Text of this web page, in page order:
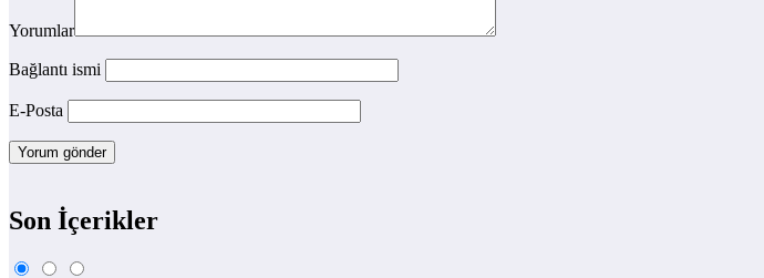
Yorumlar
Bağlantı ismi
E-Posta
Son İçerikler